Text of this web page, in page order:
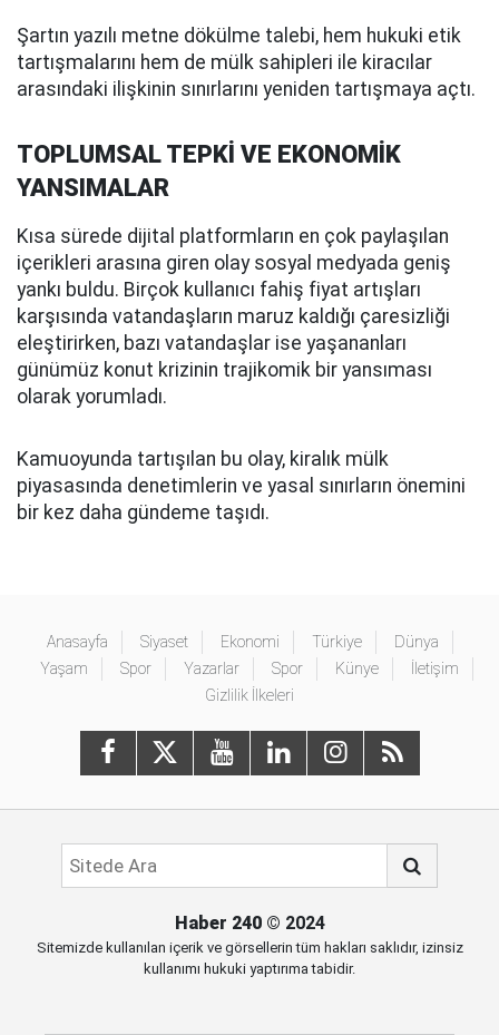
Şartın yazılı metne dökülme talebi, hem hukuki etik
tartışmalarını hem de mülk sahipleri ile kiracılar
arasındaki ilişkinin sınırlarını yeniden tartışmaya açtı.
TOPLUMSAL TEPKİ VE EKONOMİK
YANSIMALAR
Kısa sürede dijital platformların en çok paylaşılan
içerikleri arasına giren olay sosyal medyada geniş
yankı buldu. Birçok kullanıcı fahiş fiyat artışları
karşısında vatandaşların maruz kaldığı çaresizliği
eleştirirken, bazı vatandaşlar ise yaşananları
günümüz konut krizinin trajikomik bir yansıması
olarak yorumladı.
Kamuoyunda tartışılan bu olay, kiralık mülk
piyasasında denetimlerin ve yasal sınırların önemini
bir kez daha gündeme taşıdı.
Anasayfa Siyaset Ekonomi Türkiye
Dünya
Yaşam
Spor Yazarlar Spor Künye
İletişim
Gizlilik İlkeleri
Haber 240© 2024
Sitemizde kullanılan içerik ve görsellerin tüm hakları saklıdır, izinsiz
kullanımı hukuki yaptırıma tabidir.